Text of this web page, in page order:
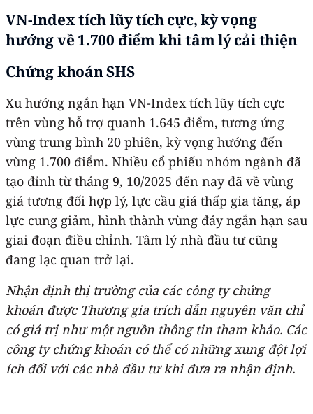
VN-Index tích lũy tích cực, kỳ vọng
hướng về 1.700 điểm khi tâm lý cải thiện
Chứng khoán SHS
Xu hướng ngắn hạn VN-Index tích lũy tích cực
trên vùng hỗ trợ quanh 1.645 điểm, tương ứng
vùng trung bình 20 phiên, kỳ vọng hướng đến
vùng 1.700 điểm. Nhiều cổ phiếu nhóm ngành đã
tạo đỉnh từ tháng 9, 10/2025 đến nay đã về vùng
giá tương đối hợp lý, lực cầu giá thấp gia tăng, áp
lực cung giảm, hình thành vùng đáy ngắn hạn sau
giai đoạn điều chỉnh. Tâm lý nhà đầu tư cũng
đang lạc quan trở lại.
Nhận định thị trường của các công ty chứng
khoán được Thương gia trích dẫn nguyên văn chỉ
có giá trị như một nguồn thông tin tham khảo. Các
công ty chứng khoán có thể có những xung đột lợi
ích đối với các nhà đầu tư khi đưa ra nhận định.